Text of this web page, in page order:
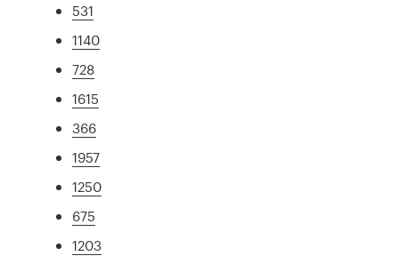
531
1140
728
1615
366
1957
1250
675
1203